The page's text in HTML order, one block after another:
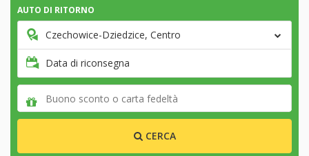
AUTO DI RITORNO
Czechowice-Dziedzice, Centro
Data di riconsegna
CERCA